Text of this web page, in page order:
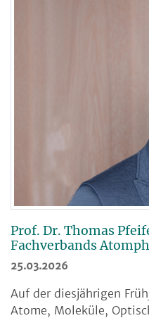
Prof. Dr. Thomas
Fachverbands
25.03.2026
Auf der diesjährigen
Atome, Moleküle,